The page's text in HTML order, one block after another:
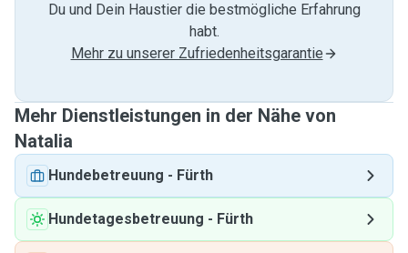
Du und Dein Haustier die bestmögliche Erfahrung
habt.
Mehr zu unserer Zufriedenheitsgarantie
Mehr Dienstleistungen in der Nähe von
Natalia
Hundebetreuung - Fürth
Hundetagesbetreuung - Fürth